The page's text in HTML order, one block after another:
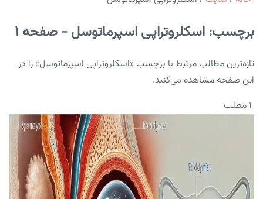
برچسب: اسکلروتراپی اسپرماتوسل - صفحه 1
تازه‌ترین مطالب مرتبط با برچسب «اسکلروتراپی اسپرماتوسل» را در
این صفحه مشاهده می‌کنید.
۱ مطلب